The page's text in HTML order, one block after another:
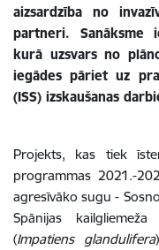
aizsardzība no
partneri. Sanāksme
kurā uzsvars no
iegādes pāriet uz
(ISS) izskaušanas
Projekts, kas tiek
programmas 2021.-
agresīvāko sugu -
Spānijas
(Impatiens glandulifera